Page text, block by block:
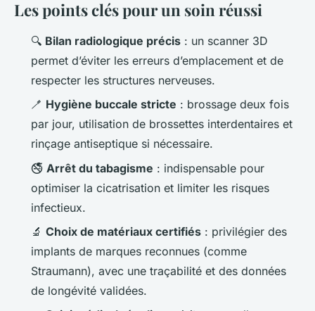
Les points clés pour un soin réussi
🔍 Bilan radiologique précis : un scanner 3D
permet d’éviter les erreurs d’emplacement et de
respecter les structures nerveuses.
🪥 Hygiène buccale stricte : brossage deux fois
par jour, utilisation de brossettes interdentaires et
rinçage antiseptique si nécessaire.
🚭 Arrêt du tabagisme : indispensable pour
optimiser la cicatrisation et limiter les risques
infectieux.
🔬 Choix de matériaux certifiés : privilégier des
implants de marques reconnues (comme
Straumann), avec une traçabilité et des données
de longévité validées.